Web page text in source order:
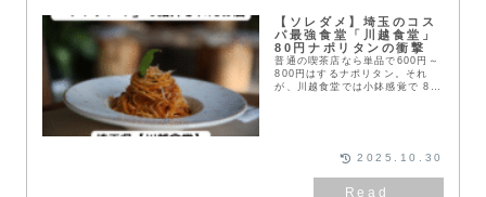
【ソレダメ】埼玉のコス
パ最強食堂「川越食堂」
80円ナポリタンの衝撃
普通の喫茶店なら単品で600円～
800円はするナポリタン。それ
が、川越食堂では小鉢感覚で 80
2025.10.30